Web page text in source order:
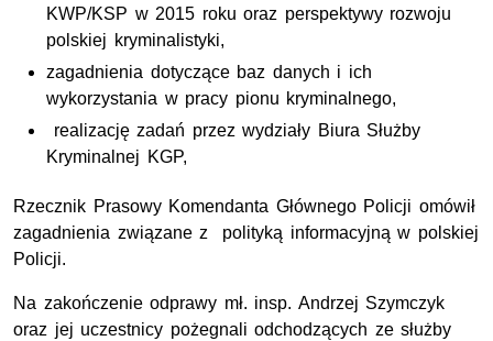
KWP/KSP w 2015 roku oraz perspektywy rozwoju
polskiej kryminalistyki,
zagadnienia dotyczące baz danych i ich
wykorzystania w pracy pionu kryminalnego,
realizację zadań przez wydziały Biura Służby
Kryminalnej KGP,
Rzecznik Prasowy Komendanta Głównego Policji omówił
zagadnienia związane z polityką informacyjną w polskiej
Policji.
Na zakończenie odprawy mł. insp. Andrzej Szymczyk
oraz jej uczestnicy pożegnali odchodzących ze służby